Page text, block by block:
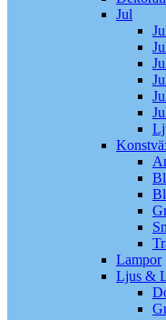
Jul
Lampor
Ljus &